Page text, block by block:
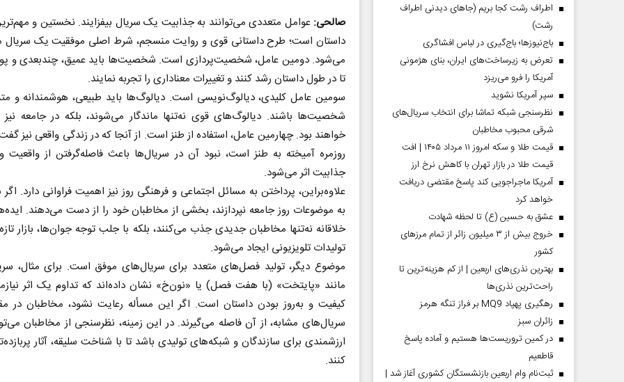
صالحی:عوامل متعددی می‌توانند به جذابیت یک سریال بیفزایند. نخستین و
داستان است‌‌‌؛ طرح داستانی قوی و روایت منسجم، شرط اصلی موفقیت یک
می‌شود. دومین عامل، شخصیت‌پردازی است. شخصیت‌ها باید عمیق، چندبعدی و
تا در طول داستان رشد کنند و تغییرات معناداری را تجربه نمایند.
سومین عامل کلیدی، دیالوگ‌نویسی است. دیالوگ‌ها باید طبیعی، هوشمندانه و
شخصیت‌ها باشند. دیالوگ‌های قوی نه‌تنها ماندگار می‌شوند، بلکه در جامعه نیز
خواهند بود. چهارمین عامل، استفاده از طنز است. از آنجا که در زندگی واقعی نیز
روزمره آمیخته به طنز است، نبود آن در سریال‌ها باعث فاصله‌گرفتن از
جذابیت اثر می‌شود.
علاوه‌براین، پرداختن به مسائل اجتماعی و فرهنگی روز نیز اهمیت فراوانی دارد.
به موضوعات روز جامعه نپردازند، بخشی از مخاطبان خود را از دست می‌دهند.
خلاقانه نه‌تنها مخاطبان جدیدی جذب می‌کنند، بلکه با جلب توجه جوان‌ها، بازار
تولیدات تلویزیونی ایجاد می‌شود.
موضوع دیگر، تولید فصل‌های متعدد برای سریال‌های موفق است. برای مثال،
مانند «پایتخت» (با هفت فصل) یا «نون‌خ» نشان داده‌اند که تداوم یک اثر
کیفیت و به‌روز بودن داستان است. اگر این مسأله رعایت نشود، مخاطبان در
سریال‌های مشابه، از آن فاصله می‌گیرند. در این زمینه، نظرسنجی از مخاطبان
ارزشمندی برای سازندگان و شبکه‌های تولیدی باشد تا با شناخت سلیقه، آثار
کنند.
اطراف رشت کجا بریم (جاهای دیدنی اطراف
رشت)
باج‌نیوزها؛ باج‌گیری در لباس افشاگری
تعرض به زیرساخت‌های ایران، بنای هژمونی
آمریکا را فرو می‌ریزد
سپر آمریکا نشوید
نظرسنجی شبکه تماشا برای انتخاب سریال‌های
شرقی محبوب مخاطبان
قیمت طلا و سکه امروز ۱۱ مرداد ۱۴۰۵ | افت
قیمت طلا در بازار تهران با کاهش نرخ ارز
آمریکا ماجراجویی کند پاسخ مقتضی دریافت
خواهد کرد
عشق به حسین (ع) تا لحظه شهادت
خروج بیش از ۳ میلیون زائر از تمام مرز‌های
کشور
بهترین نذری‌های اربعین | از کم هزینه‌ترین تا
راحت‌ترین نذری‌ها
رهگیری پهپاد MQ9 بر فراز تنگه هرمز
‌زائران سبز
در کمین تروریست‌ها هستیم و آماده پاسخ
قاطعیم
ثبت‌نام وام اربعین بازنشستگان کشوری آغاز شد |